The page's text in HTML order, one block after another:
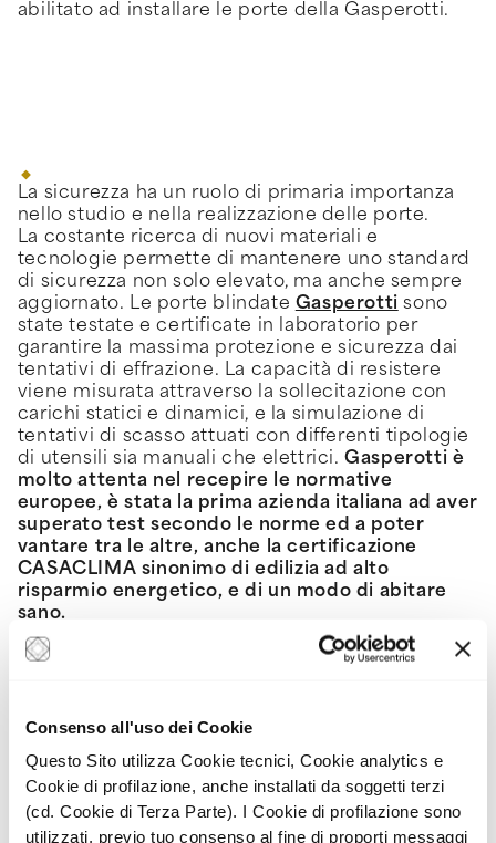
Consenso all'uso dei Cookie
Questo Sito utilizza Cookie tecnici, Cookie analytics e
Cookie di profilazione, anche installati da soggetti terzi
(cd. Cookie di Terza Parte). I Cookie di profilazione sono
utilizzati, previo tuo consenso al fine di proporti messaggi
abilitato ad installare le porte della Gasperotti.
La sicurezza ha un ruolo di primaria importanza
nello studio e nella realizzazione delle porte.
La costante ricerca di nuovi materiali e
tecnologie permette di mantenere uno standard
di sicurezza non solo elevato, ma anche sempre
aggiornato. Le porte blindate Gasperotti sono
state testate e certificate in laboratorio per
garantire la massima protezione e sicurezza dai
tentativi di effrazione. La capacità di resistere
viene misurata attraverso la sollecitazione con
carichi statici e dinamici, e la simulazione di
tentativi di scasso attuati con differenti tipologie
di utensili sia manuali che elettrici.Gasperotti è
molto attenta nel recepire le normative
europee, è stata la prima azienda italiana ad aver
superato test secondo le norme ed a poter
vantare tra le altre, anche la certificazione
CASACLIMA sinonimo di edilizia ad alto
risparmio energetico, e di un modo di abitare
sano.
IM.COS
attraverso la propria esperienza in anni di
costruzioni e ristrutturazioni, ha selezionato una
marchi che vantano reputazione e riconoscibilità
un’impresa affidabile e capace di lavorare con
alti standard qualitativi, all’altezza di quelli delle
illustri aziende partner.